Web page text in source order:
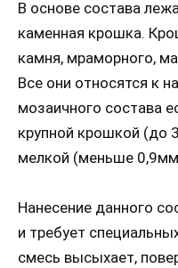
В основе состава
каменная крошка.
камня, мраморного,
Все они относятся к
мозаичного состава
крупной крошкой (до
мелкой (меньше
Нанесение данного
и требует
смесь высыхает,